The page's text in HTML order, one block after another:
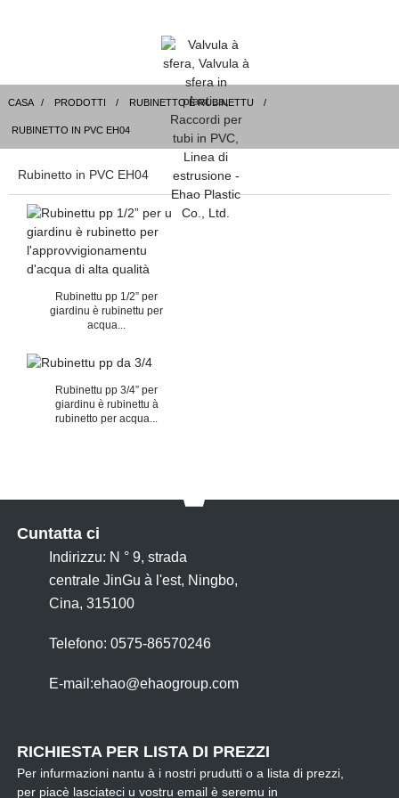
CASA PRODOTTI RUBINETTO È RUBINETTU
RUBINETTO IN PVC EH04
Rubinetto in PVC EH04
Rubinettu pp 1/2” per
giardinu è rubinettu per
acqua...
Rubinettu pp 3/4” per
giardinu è rubinettu à
rubinetto per acqua...
Cuntatta ci
Indirizzu: N ° 9, strada
centrale JinGu à l'est, Ningbo,
Cina, 315100
Telefono: 0575-86570246
E-mail:ehao@ehaogroup.com
RICHIESTA PER LISTA DI PREZZI
Per infurmazioni nantu à i nostri prudutti o a lista di prezzi,
per piacè lasciateci u vostru email è seremu in